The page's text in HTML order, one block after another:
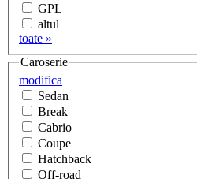
GPL
altul
toate »
modifica
Caroserie
Sedan
Break
Cabrio
Coupe
Hatchback
Off-road